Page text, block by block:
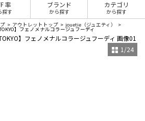
率
探す
ブランド
から探す
カテゴリ
から探す
アウトレットトップ jouetie（ジュエティ）
】フェノメナルコラージュフーディ
1 /24